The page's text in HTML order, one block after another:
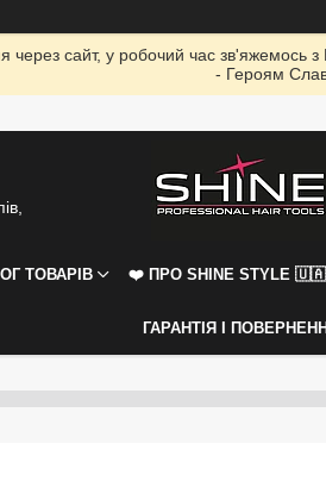
сайт, у робочий час
- Героям
ТОВАРІВ ❤️ ПРО SHINE STYLE 🇺🇦
ГАРАНТІЯ І